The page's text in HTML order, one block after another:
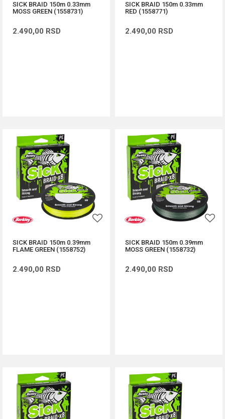
SICK BRAID 150m 0.33mm
MOSS GREEN (1558731)
2.490,00 RSD
SICK BRAID 150m 0.33mm
RED (1558771)
2.490,00 RSD
SICK BRAID 150m 0.39mm
FLAME GREEN (1558752)
2.490,00 RSD
SICK BRAID 150m 0.39mm
MOSS GREEN (1558732)
2.490,00 RSD